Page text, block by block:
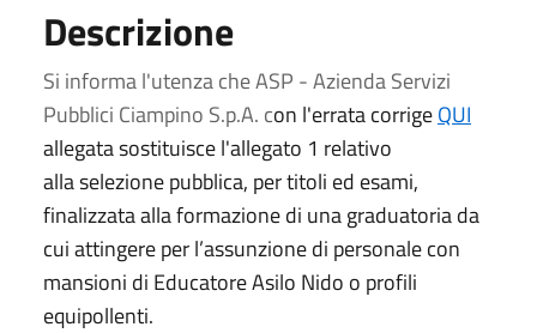
Descrizione
Si informa l'utenza che ASP - Azienda Servizi
Pubblici Ciampino S.p.A. con l'errata corrigeQUI
allegata sostituisce l'allegato 1 relativo
alla selezione pubblica, per titoli ed esami,
finalizzata alla formazione di una graduatoria da
cui attingere per l’assunzione di personale con
mansioni di Educatore Asilo Nido o profili
equipollenti.